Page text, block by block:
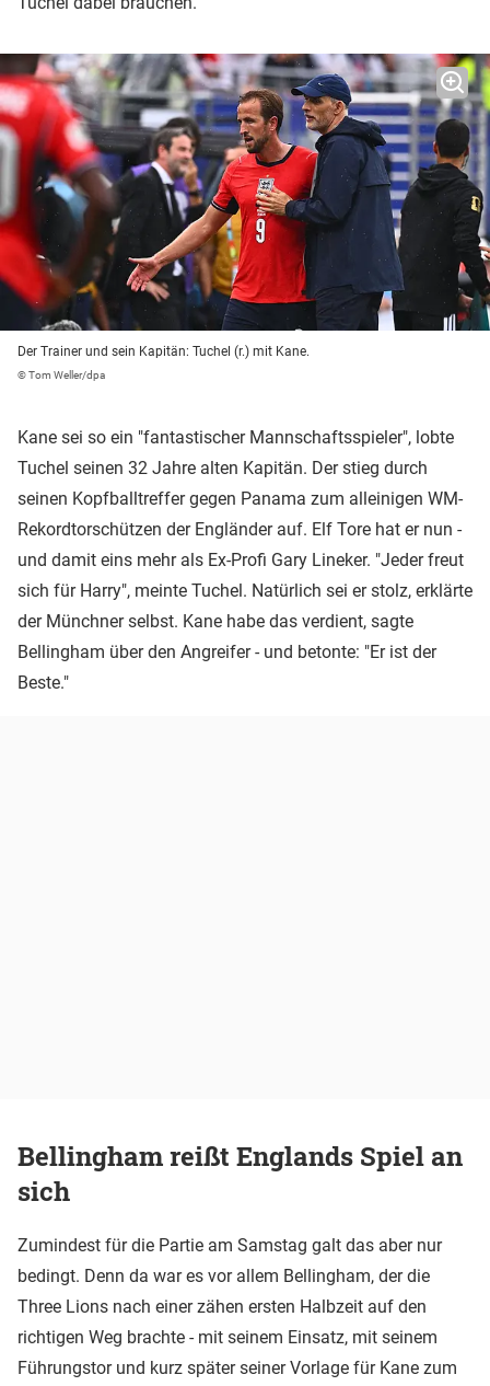
Der Trainer und sein Kapitän: Tuchel (r.) mit Kane.
© Tom Weller/dpa
Kane sei so ein "fantastischer Mannschaftsspieler", lobte
Tuchel seinen 32 Jahre alten Kapitän. Der stieg durch
seinen Kopfballtreffer gegen Panama zum alleinigen WM-
Rekordtorschützen der Engländer auf. Elf Tore hat er nun -
und damit eins mehr als Ex-Profi Gary Lineker. "Jeder freut
sich für Harry", meinte Tuchel. Natürlich sei er stolz, erklärte
der Münchner selbst. Kane habe das verdient, sagte
Bellingham über den Angreifer - und betonte: "Er ist der
Beste."
Bellingham reißt Englands Spiel an
sich
Zumindest für die Partie am Samstag galt das aber nur
bedingt. Denn da war es vor allem Bellingham, der die
Three Lions nach einer zähen ersten Halbzeit auf den
richtigen Weg brachte - mit seinem Einsatz, mit seinem
Führungstor und kurz später seiner Vorlage für Kane zum